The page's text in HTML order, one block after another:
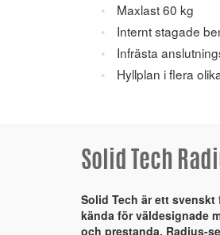
Maxlast 60 kg
Internt stagade
Infrästa
Hyllplan i flera
Solid Tech
Solid Tech är ett
kända för väldesignade
och prestanda. Radius-